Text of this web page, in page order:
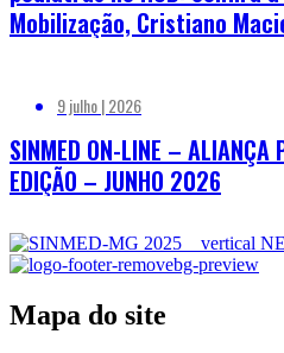
Mobilização, Cristiano
9 julho | 2026
SINMED ON-LINE – ALIANÇA
EDIÇÃO – JUNHO 2026
Mapa do site